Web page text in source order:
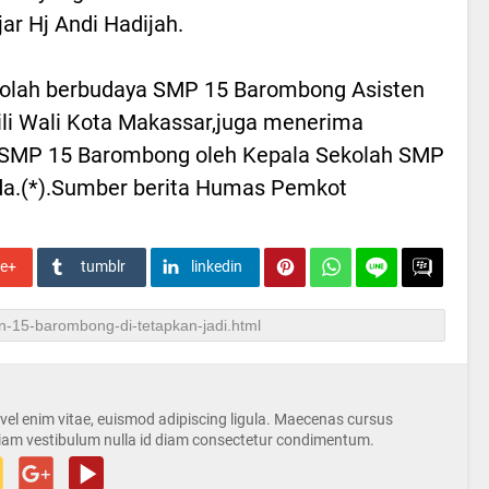
Hj Andi Hadijah.
berbudaya SMP 15 Barombong Asisten
Wali Kota Makassar,juga menerima
15 Barombong oleh Kepala Sekolah SMP
berita Humas Pemkot
tumblr linkedin
enim vitae, euismod adipiscing ligula. Maecenas cursus
vestibulum nulla id diam consectetur condimentum.